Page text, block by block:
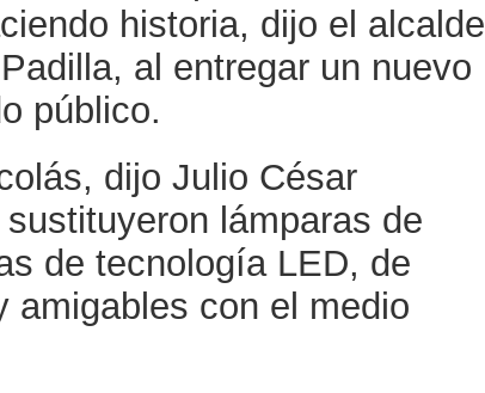
historia, dijo el alcalde
al entregar un nuevo
público.
dijo Julio César
lámparas de
de tecnología LED, de
amigables con el medio